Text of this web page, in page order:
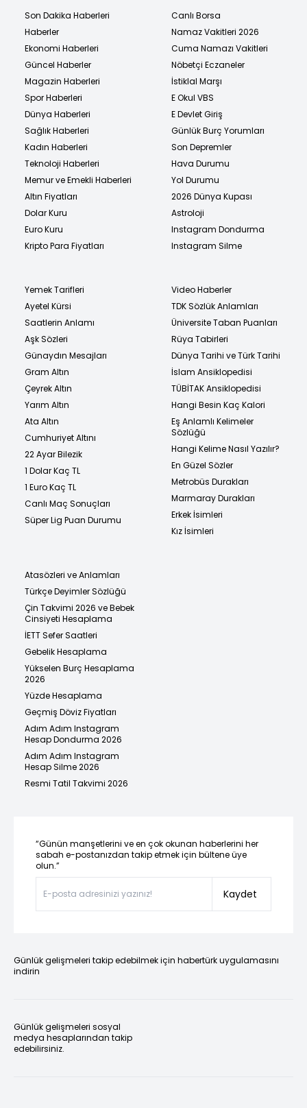
Son Dakika Haberleri
Haberler
Ekonomi Haberleri
Güncel Haberler
Magazin Haberleri
Spor Haberleri
Dünya Haberleri
Sağlık Haberleri
Kadın Haberleri
Teknoloji Haberleri
Memur ve Emekli Haberleri
Altın Fiyatları
Dolar Kuru
Euro Kuru
Kripto Para Fiyatları
Canlı Borsa
Namaz Vakitleri 2026
Cuma Namazı Vakitleri
Nöbetçi Eczaneler
İstiklal Marşı
E Okul VBS
E Devlet Giriş
Günlük Burç Yorumları
Son Depremler
Hava Durumu
Yol Durumu
2026 Dünya Kupası
Astroloji
Instagram Dondurma
Instagram Silme
Yemek Tarifleri
Ayetel Kürsi
Saatlerin Anlamı
Aşk Sözleri
Günaydın Mesajları
Gram Altın
Çeyrek Altın
Yarım Altın
Ata Altın
Cumhuriyet Altını
22 Ayar Bilezik
1 Dolar Kaç TL
1 Euro Kaç TL
Canlı Maç Sonuçları
Süper Lig Puan Durumu
Video Haberler
TDK Sözlük Anlamları
Üniversite Taban Puanları
Rüya Tabirleri
Dünya Tarihi ve Türk Tarihi
İslam Ansiklopedisi
TÜBİTAK Ansiklopedisi
Hangi Besin Kaç Kalori
Eş Anlamlı Kelimeler
Sözlüğü
Hangi Kelime Nasıl Yazılır?
En Güzel Sözler
Metrobüs Durakları
Marmaray Durakları
Erkek İsimleri
Kız İsimleri
Atasözleri ve Anlamları
Türkçe Deyimler Sözlüğü
Çin Takvimi 2026 ve Bebek
Cinsiyeti Hesaplama
İETT Sefer Saatleri
Gebelik Hesaplama
Yükselen Burç Hesaplama
2026
Yüzde Hesaplama
Geçmiş Döviz Fiyatları
Adım Adım Instagram
Hesap Dondurma 2026
Adım Adım Instagram
Hesap Silme 2026
Resmi Tatil Takvimi 2026
“Günün manşetlerini ve en çok okunan haberlerini her
sabah e-postanızdan takip etmek için bültene üye
olun.”
Kaydet
Günlük gelişmeleri takip edebilmek için habertürk uygulamasını
indirin
Günlük gelişmeleri sosyal
medya hesaplarından takip
edebilirsiniz.